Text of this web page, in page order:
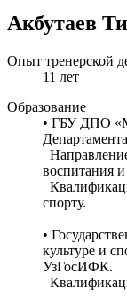
Акбутаев
Опыт тренерской
11 лет
Образование
• ГБУ ДПО
воспитания
спорту.
•
культуре и
УзГосИФК.